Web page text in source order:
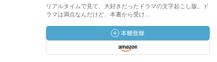
リアルタイムで見て、大好きだったドラマの文字起こし版。ド
ラマは満点なんだけど、本書から受け...